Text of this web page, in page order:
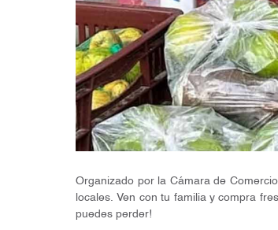
Organizado por la Cámara de
locales. Ven con tu familia y compra
puedes perder!